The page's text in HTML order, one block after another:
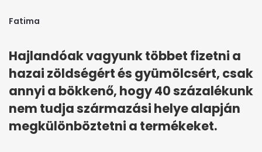
Fatima
Hajlandóak vagyunk többet fizetni a
hazai zöldségért és gyümölcsért, csak
annyi a bökkenő, hogy 40 százalékunk
nem tudja származási helye alapján
megkülönböztetni a termékeket.